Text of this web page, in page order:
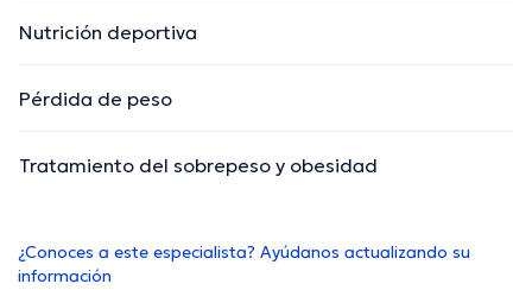
Nutrición deportiva
Pérdida de peso
Tratamiento del sobrepeso y obesidad
¿Conoces a este especialista? Ayúdanos actualizando su
información